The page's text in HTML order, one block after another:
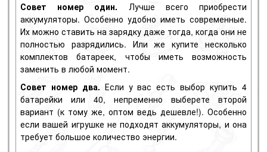
Совет номер один. Лучше всего приобрести
аккумуляторы. Особенно удобно иметь современные.
Их можно ставить на зарядку даже тогда, когда они не
полностью разрядились. Или же купите несколько
комплектов батареек, чтобы иметь возможность
заменить в любой момент.
Совет номер два. Если у вас есть выбор купить 4
батарейки или 40, непременно выберете второй
вариант (к тому же, оптом ведь дешевле!). Особенно
если вашей игрушке не подходят аккумуляторы, и она
требует большое количество энергии.